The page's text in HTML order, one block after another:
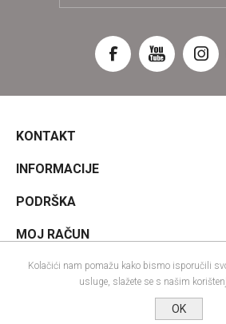
KONTAKT
INFORMACIJE
PODRŠKA
MOJ RAČUN
Powered by
Nop-
Kolačići nam pomažu kako bismo isporučili
usluge, slažete se s našim
OK